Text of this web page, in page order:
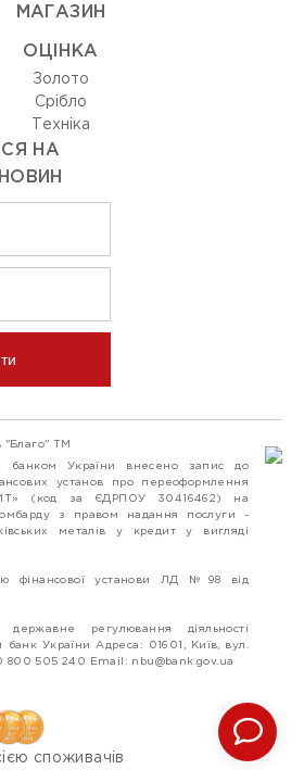
МАГАЗИН
ОЦIНКА
Золото
Срiбло
Технiка
НА
"Благо" ТМ
банком України внесено запис до
установ про переоформлення
(код за ЄДРПОУ 30416462) на
з правом надання послуги -
металів у кредит у вигляді
фінансової установи ЛД №98 від
регулювання діяльності
банк України Адреса: 01601, Київ, вул.
0 800 505 240 Email: nbu@bank.gov.ua
споживачів